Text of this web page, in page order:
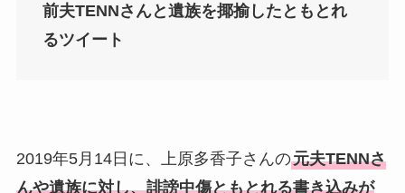
前夫TENNさんと遺族を揶揄したともとれ
るツイート
2019年5月14日に、上原多香子さんの元夫TENNさ
んや遺族に対し、誹謗中傷ともとれる書き込みが